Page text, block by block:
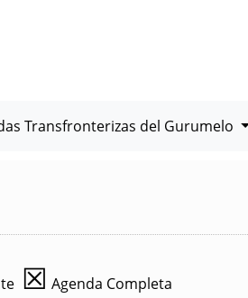
Transfronterizas del Gurumelo
☒ Agenda Completa